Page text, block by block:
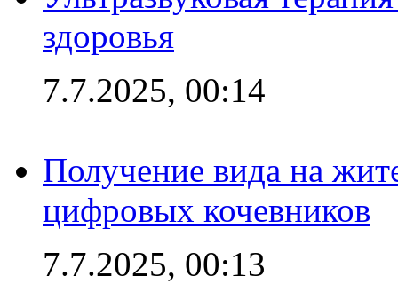
здоровья
7.7.2025, 00:14
Получение вида на
цифровых кочевников
7.7.2025, 00:13